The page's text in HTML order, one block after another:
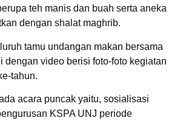
teh manis dan buah serta aneka
dengan shalat maghrib.
tamu undangan makan bersama
dengan video berisi foto-foto kegiatan
tahun.
acara puncak yaitu, sosialisasi
KSPA UNJ periode